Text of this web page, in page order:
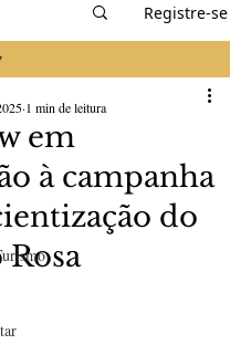
Registre-se
em
à campanha
do
1 min de leitura
NaN de 5 estrelas.